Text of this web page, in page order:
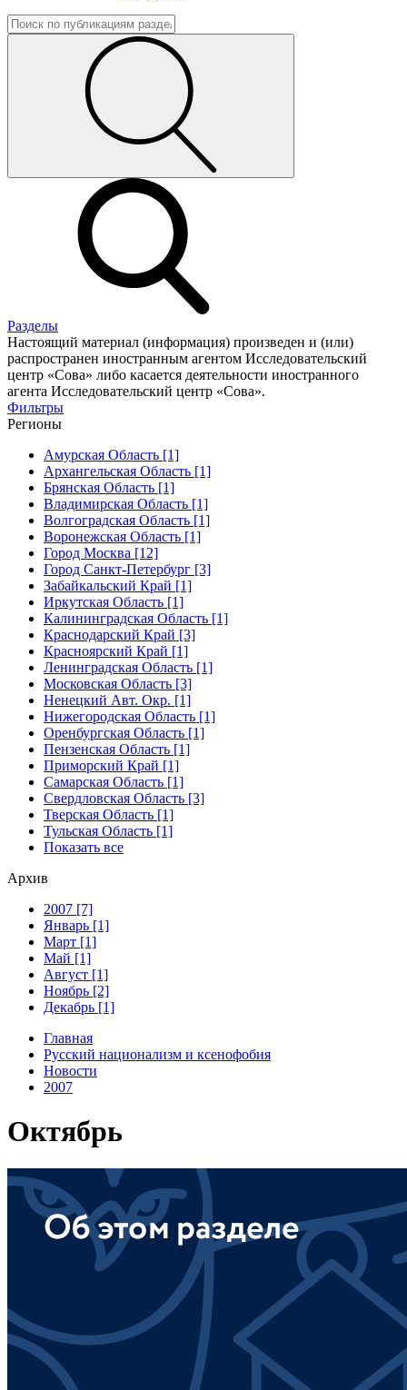
Разделы
Настоящий материал (информация) произведен и (или)
распространен иностранным агентом Исследовательский
центр «Сова» либо касается деятельности иностранного
агента Исследовательский центр «Сова».
Фильтры
Регионы
Амурская Область [1]
Архангельская Область [1]
Брянская Область [1]
Владимирская Область [1]
Волгоградская Область [1]
Воронежская Область [1]
Город Москва [12]
Город Санкт-Петербург [3]
Забайкальский Край [1]
Иркутская Область [1]
Калининградская Область [1]
Краснодарский Край [3]
Красноярский Край [1]
Ленинградская Область [1]
Московская Область [3]
Ненецкий Авт. Окр. [1]
Нижегородская Область [1]
Оренбургская Область [1]
Пензенская Область [1]
Приморский Край [1]
Самарская Область [1]
Свердловская Область [3]
Тверская Область [1]
Тульская Область [1]
Показать все
Архив
2007 [7]
Январь [1]
Март [1]
Май [1]
Август [1]
Ноябрь [2]
Декабрь [1]
Главная
Русский национализм и ксенофобия
Новости
2007
Октябрь